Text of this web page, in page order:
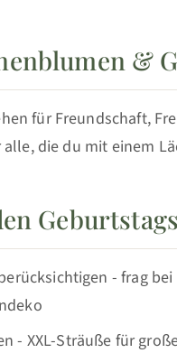
&
für Freundschaft,
die du mit einem
- frag
- XXL-Sträuße für